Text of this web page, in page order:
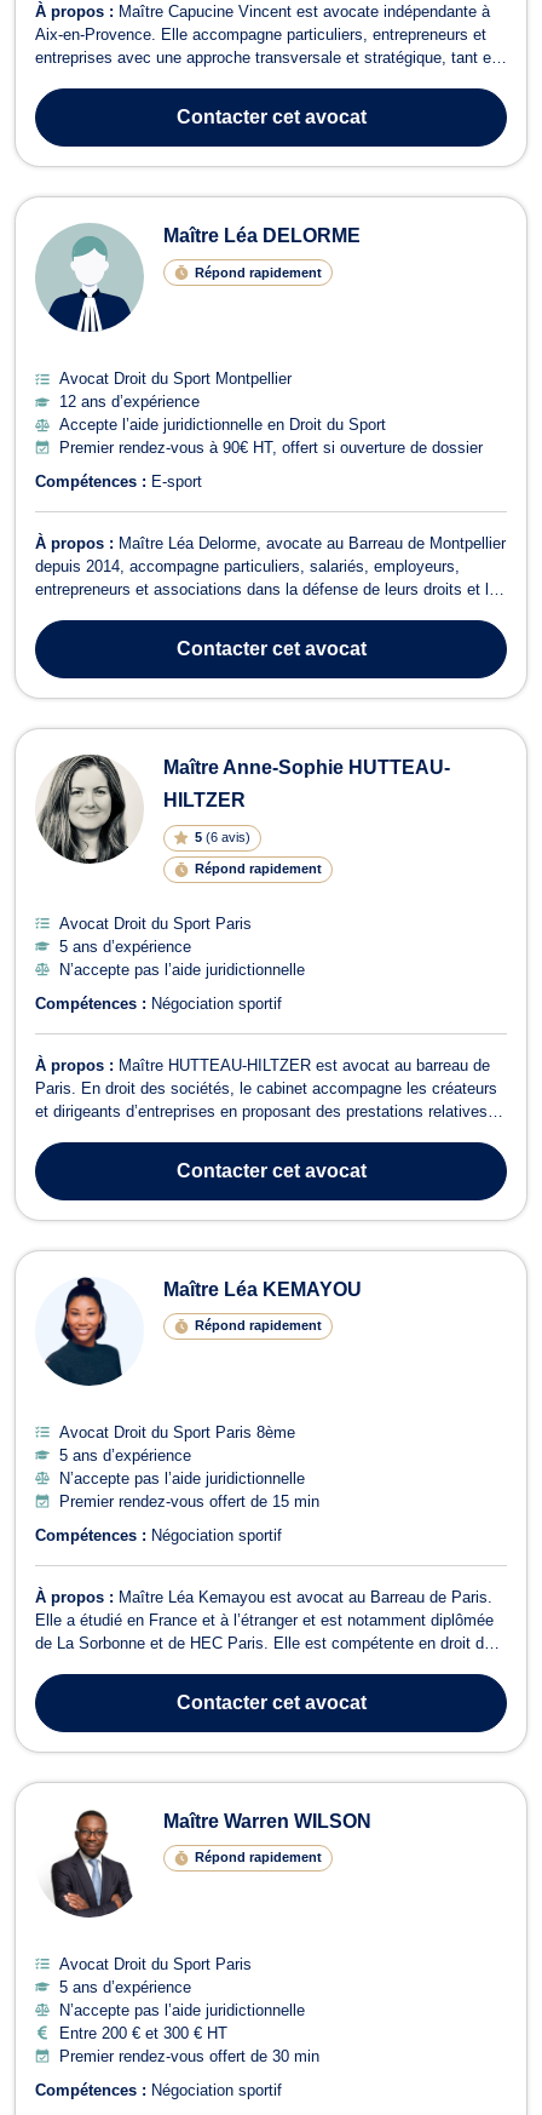
À propos : Maître Capucine Vincent est avocate indépendante à
Aix-en-Provence. Elle accompagne particuliers, entrepreneurs et
entreprises avec une approche transversale et stratégique, tant en
fiscal, droit des affaires, droit des contrats, droit social et droit du
tra...
Contactercet avocat
Maître Léa DELORME
Répond rapidement
Avocat Droit du Sport Montpellier
12 ans d’expérience
Accepte l’aide juridictionnelle en Droit du Sport
Premier rendez-vous à 90€ HT, offert si ouverture de dossier
Compétences : E-sport
À propos : Maître Léa Delorme, avocate au Barreau de Montpellier
depuis 2014, accompagne particuliers, salariés, employeurs,
entrepreneurs et associations dans la défense de leurs droits et la
d'expérience, elle intervient principalement en droit du travail, droit
commercial, d...
Contactercet avocat
Maître Anne-Sophie HUTTEAU-
HILTZER
5 (6 avis)
Répond rapidement
Avocat Droit du Sport Paris
5 ans d’expérience
N’accepte pas l’aide juridictionnelle
Compétences : Négociation sportif
À propos : Maître HUTTEAU-HILTZER est avocat au barreau de
Paris. En droit des sociétés, le cabinet accompagne les créateurs
et dirigeants d’entreprises en proposant des prestations relatives à
gouvernance. En droit commercial et des affaires Maître
HUTTEAU-HILTZER assiste ses...
Contactercet avocat
Maître Léa KEMAYOU
Répond rapidement
Avocat Droit du Sport Paris 8ème
5 ans d’expérience
N’accepte pas l’aide juridictionnelle
Premier rendez-vous offert de 15 min
Compétences : Négociation sportif
À propos : Maître Léa Kemayou est avocat au Barreau de Paris.
Elle a étudié en France et à l’étranger et est notamment diplômée
de La Sorbonne et de HEC Paris. Elle est compétente en droit des
lesquels elle propose un conseil stratégique et opérationnel.
Ancienne sportive d...Contactercet avocat
Maître Warren WILSON
Répond rapidement
Avocat Droit du Sport Paris
5 ans d’expérience
N’accepte pas l’aide juridictionnelle
Entre 200 € et 300 € HT
Premier rendez-vous offert de 30 min
Compétences : Négociation sportif